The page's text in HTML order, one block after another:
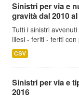
Sinistri per via e
gravità dal 2010
Tutti i sinistri
illesi - feriti - feriti
CSV
Sinistri per via e
2016